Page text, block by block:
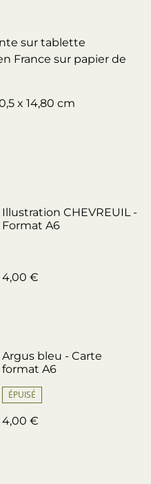
sur tablette
France sur papier de
x 14,80 cm
Illustration CHEVREUIL -
Format A6
4,00 €
Argus bleu - Carte
format A6
ÉPUISÉ
4,00 €